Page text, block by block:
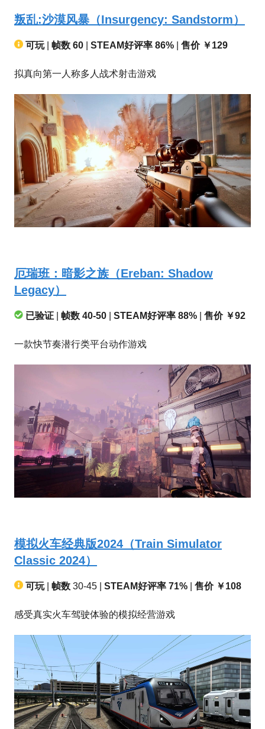
叛乱:沙漠风暴（Insurgency: Sandstorm）
可玩| 帧数 60 STEAM好评率 86% 售价 ￥129
拟真向第一人称多人战术射击游戏
厄瑞班：暗影之族（Ereban: Shadow
Legacy）
已验证 帧数 40-50 STEAM好评率 88% 售价 ￥92
一款快节奏潜行类平台动作游戏
模拟火车经典版2024（Train Simulator
Classic 2024）
可玩| 帧数 30-45 | STEAM好评率 71% 售价 ￥108
感受真实火车驾驶体验的模拟经营游戏